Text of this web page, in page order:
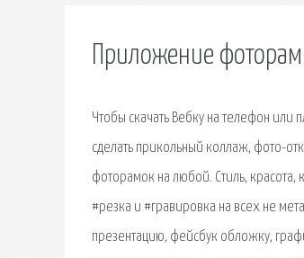
Приложение
Чтобы скачать Вебку на телефон или
сделать прикольный коллаж, фото-
фоторамок на любой. Стиль,
#резка и #гравировка на всех не
презентацию, фейсбук обложку,